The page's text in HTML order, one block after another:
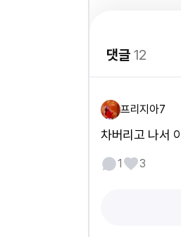
댓글12
프리지아7
차버리고 나서
1 3